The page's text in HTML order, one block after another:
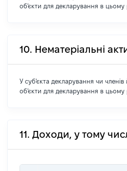
об'єкти для декларування в цьому
10. Нематеріальні
У суб'єкта декларування чи членів
об'єкти для декларування в цьому
11. Доходи, у тому